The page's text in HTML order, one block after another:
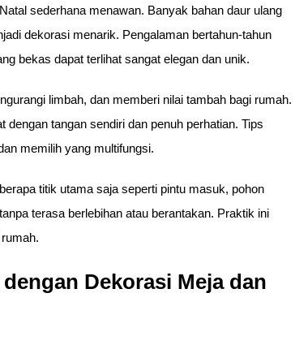
sederhana menawan. Banyak bahan daur ulang
dekorasi menarik. Pengalaman bertahun-tahun
bekas dapat terlihat sangat elegan dan unik.
limbah, dan memberi nilai tambah bagi rumah.
tangan sendiri dan penuh perhatian. Tips
memilih yang multifungsi.
titik utama saja seperti pintu masuk, pohon
terasa berlebihan atau berantakan. Praktik ini
Dekorasi Meja dan